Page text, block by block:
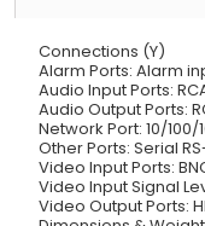
Connections (Y)
Alarm Ports: Alarm
Audio Input Ports:
Audio Output Ports:
Network Port: 10/100/
Other Ports: Serial
Video Input Ports:
Video Input Signal
Video Output Ports: